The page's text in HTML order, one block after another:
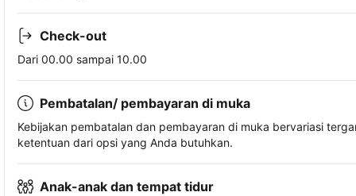
Check-out
Dari 00.00 sampai 10.00
Pembatalan/ pembayaran di muka
Kebijakan pembatalan dan pembayaran di muka bervariasi
ketentuan dari opsi yang Anda butuhkan.
Anak-anak dan tempat tidur